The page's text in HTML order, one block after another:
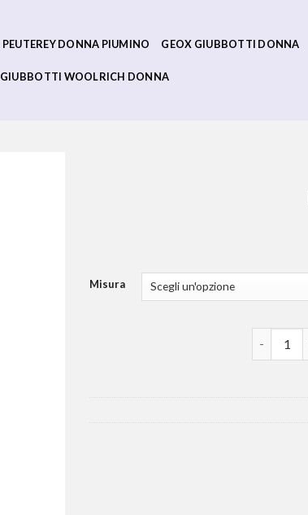
PEUTEREY DONNA PIUMINO GEOX GIUBBOTTI DONNA
GIUBBOTTI WOOLRICH DONNA
Misura